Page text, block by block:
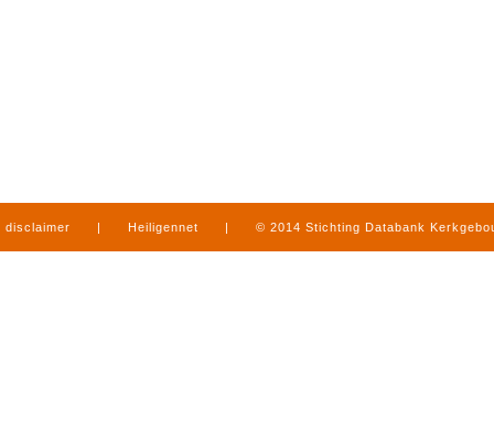
disclaimer | Heiligennet | © 2014 Stichting Databank